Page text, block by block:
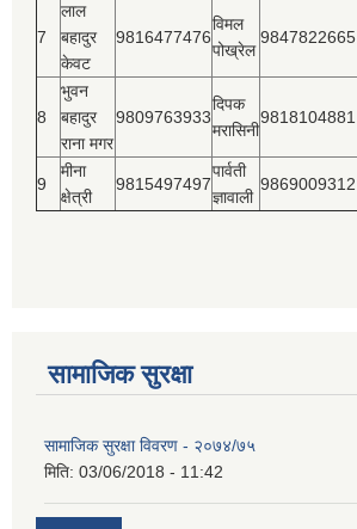
7
लाल
बहादुर
केवट
9816477476
विमल
पोख्रेल
9847822665
8
भुवन
बहादुर
राना मगर
9809763933
दिपक
मरासिनी
9818104881
9
मीना
क्षेत्री
9815497497
पार्वती
ज्ञावाली
9869009312
सामाजिक सुरक्षा
सामाजिक सुरक्षा विवरण - २०७४/७५
मिति: 03/06/2018 - 11:42